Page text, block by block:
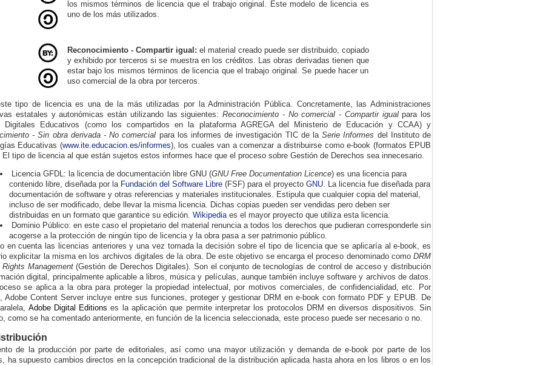
los mismos términos de licencia que el trabajo original. Este modelo de licencia es
uno de los más utilizados.
Reconocimiento - Compartir igual: el material creado puede ser distribuido, copiado
y exhibido por terceros si se muestra en los créditos. Las obras derivadas tienen que
estar bajo los mismos términos de licencia que el trabajo original. Se puede hacer un
uso comercial de la obra por terceros.
tipo de licencia es una de la más utilizadas por la Administración Pública. Concretamente, las Administraciones
estatales y autonómicas están utilizando las siguientes: Reconocimiento - No comercial - Compartir igualpara los
Digitales Educativos (como los compartidos en la plataforma AGREGA del Ministerio de Educación y CCAA) y
- Sin obra derivada - No comercial para los informes de investigación TIC de laSerie Informes del Instituto de
Educativas (www.ite.educacion.es/informes), los cuales van a comenzar a distribuirse como e-book (formatos EPUB
tipo de licencia al que están sujetos estos informes hace que el proceso sobre Gestión de Derechos sea innecesario.
Licencia GFDL: la licencia de documentación libre GNU (GNU Free Documentation Licence) es una licencia para
contenido libre, diseñada por la Fundación del Software Libre (FSF) para el proyecto GNU. La licencia fue diseñada para
documentación de software y otras referencias y materiales institucionales. Estipula que cualquier copia del material,
incluso de ser modificado, debe llevar la misma licencia. Dichas copias pueden ser vendidas pero deben ser
distribuidas en un formato que garantice su edición. Wikipediaes el mayor proyecto que utiliza esta licencia.
Dominio Público: en este caso el propietario del material renuncia a todos los derechos que pudieran corresponderle sin
acogerse a la protección de ningún tipo de licencia y la obra pasa a ser patrimonio público.
en cuenta las licencias anteriores y una vez tomada la decisión sobre el tipo de licencia que se aplicaría al e-book, es
explicitar la misma en los archivos digitales de la obra. De este objetivo se encarga el proceso denominado como DRM
Rights Management(Gestión de Derechos Digitales). Son el conjunto de tecnologías de control de acceso y distribución
digital, principalmente aplicable a libros, música y películas, aunque también incluye software y archivos de datos.
se aplica a la obra para proteger la propiedad intelectual, por motivos comerciales, de confidencialidad, etc. Por
Adobe Content Server incluye entre sus funciones, proteger y gestionar DRM en e-book con formato PDF y EPUB. De
Adobe Digital Editions es la aplicación que permite interpretar los protocolos DRM en diversos dispositivos. Sin
como se ha comentado anteriormente, en función de la licencia seleccionada, este proceso puede ser necesario o no.
de la producción por parte de editoriales, así como una mayor utilización y demanda de e-book por parte de los
ha supuesto cambios directos en la concepción tradicional de la distribución aplicada hasta ahora en los libros o en los